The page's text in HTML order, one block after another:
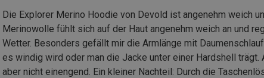
Die Explorer Merino Hoodie von Devold ist angenehm weich
Merinowolle fühlt sich auf der Haut angenehm weich an und
Wetter. Besonders gefällt mir die Armlänge mit
es windig wird oder man die Jacke unter einer Hardshell
aber nicht einengend. Ein kleiner Nachteil: Durch die